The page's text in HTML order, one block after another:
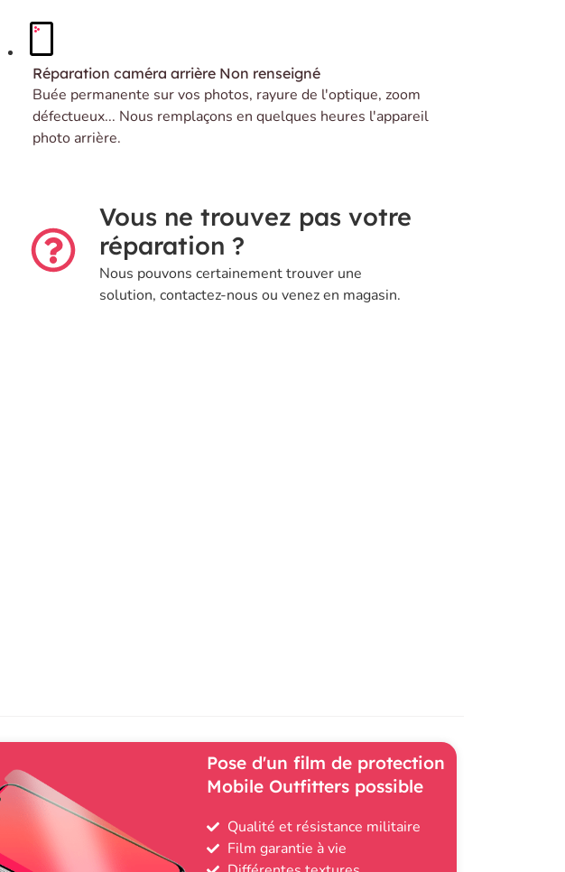
Réparation caméra arrière Non renseigné
Buée permanente sur vos photos, rayure de l'optique, zoom
défectueux... Nous remplaçons en quelques heures l'appareil
photo arrière.
Vous ne trouvez pas votre
réparation ?
Nous pouvons certainement trouver une
solution, contactez-nous ou venez en magasin.
Pose d'un film de protection
Mobile Outfitters possible
Qualité et résistance militaire
Film garantie à vie